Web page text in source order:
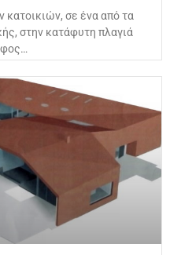
σε ένα από τα
στην κατάφυτη πλαγιά